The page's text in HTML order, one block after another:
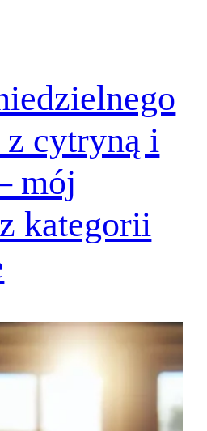
cytryną i
mój
kategorii